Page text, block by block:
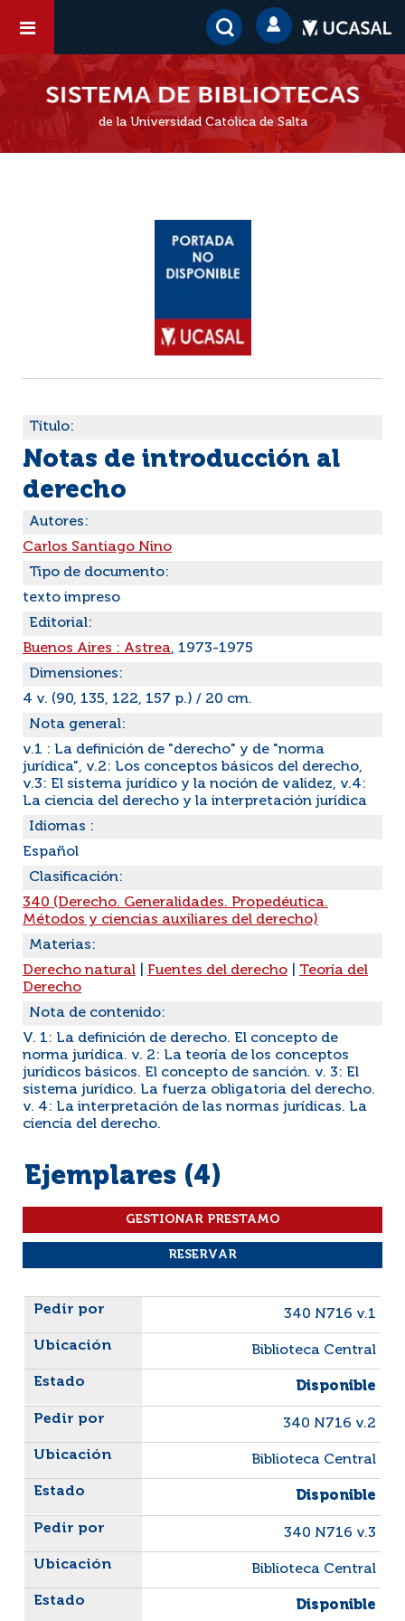
de la Universidad Católica de Salta
Título:
Notas de introducción al
derecho
Autores:
Carlos Santiago Nino
Tipo de documento:
texto impreso
Editorial:
Buenos Aires : Astrea, 1973-1975
Dimensiones:
4 v. (90, 135, 122, 157 p.) / 20 cm.
Nota general:
v.1 : La definición de "derecho" y de "norma
jurídica", v.2: Los conceptos básicos del derecho,
v.3: El sistema jurídico y la noción de validez, v.4:
La ciencia del derecho y la interpretación jurídica
Idiomas :
Español
Clasificación:
340 (Derecho. Generalidades. Propedéutica.
Métodos y ciencias auxiliares del derecho)
Materias:
Derecho natural
Fuentes del derecho
Teoría del
Derecho
Nota de contenido:
V. 1: La definición de derecho. El concepto de
norma jurídica. v. 2: La teoría de los conceptos
jurídicos básicos. El concepto de sanción. v. 3: El
sistema jurídico. La fuerza obligatoria del derecho.
v. 4: La interpretación de las normas jurídicas. La
ciencia del derecho.
Ejemplares (4)
Liste des exemplaires
340 N716 v.1
Biblioteca Central
Disponible
340 N716 v.2
Biblioteca Central
Disponible
340 N716 v.3
Biblioteca Central
Disponible